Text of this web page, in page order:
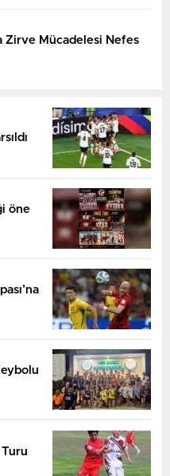
Zirve Mücadelesi Nefes
öne
Turu